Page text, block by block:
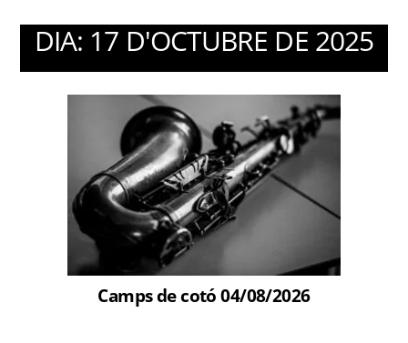
DIA: 17 D'OCTUBRE DE 2025
Camps de cotó 04/08/2026